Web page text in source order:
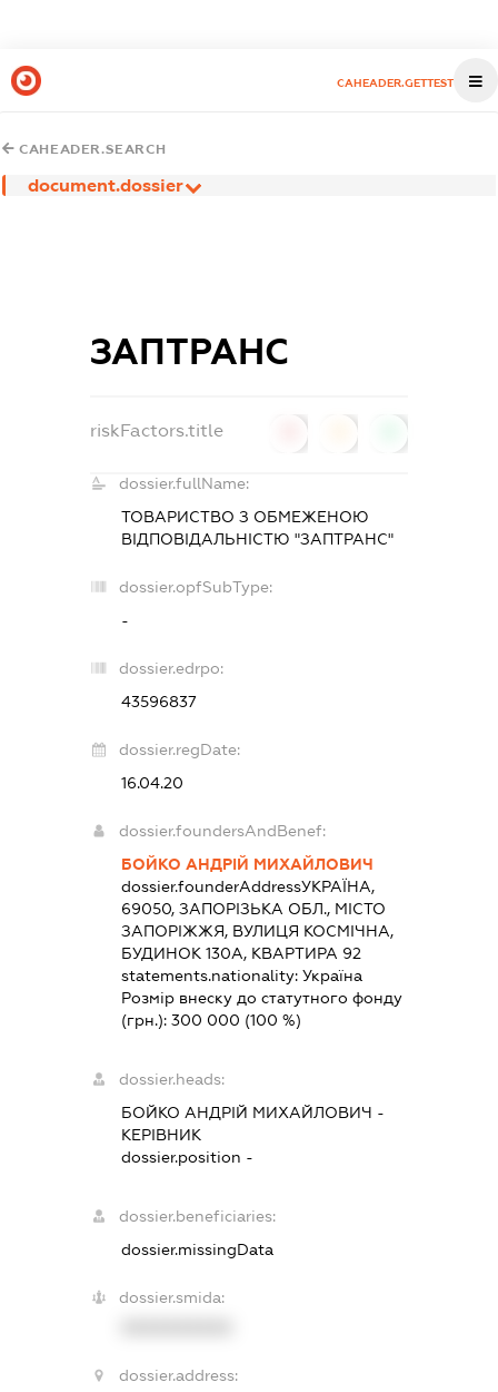
CAHEADER.GETTEST
CAHEADER.SEARCH
document.dossier
ЗАПТРАНС
riskFactors.title
dossier.fullName:
ТОВАРИСТВО З ОБМЕЖЕНОЮ
ВІДПОВІДАЛЬНІСТЮ "ЗАПТРАНС"
dossier.opfSubType:
-
dossier.edrpo:
43596837
dossier.regDate:
16.04.20
dossier.foundersAndBenef:
БОЙКО АНДРІЙ МИХАЙЛОВИЧ
dossier.founderAddressУКРАЇНА,
69050, ЗАПОРІЗЬКА ОБЛ., МІСТО
ЗАПОРІЖЖЯ, ВУЛИЦЯ КОСМІЧНА,
БУДИНОК 130А, КВАРТИРА 92
statements.nationality: Україна
Розмір внеску до статутного фонду
(грн.): 300 000 (100 %)
dossier.heads:
БОЙКО АНДРІЙ МИХАЙЛОВИЧ -
КЕРІВНИК
dossier.position -
dossier.beneficiaries:
dossier.missingData
dossier.smida:
dossier.address: